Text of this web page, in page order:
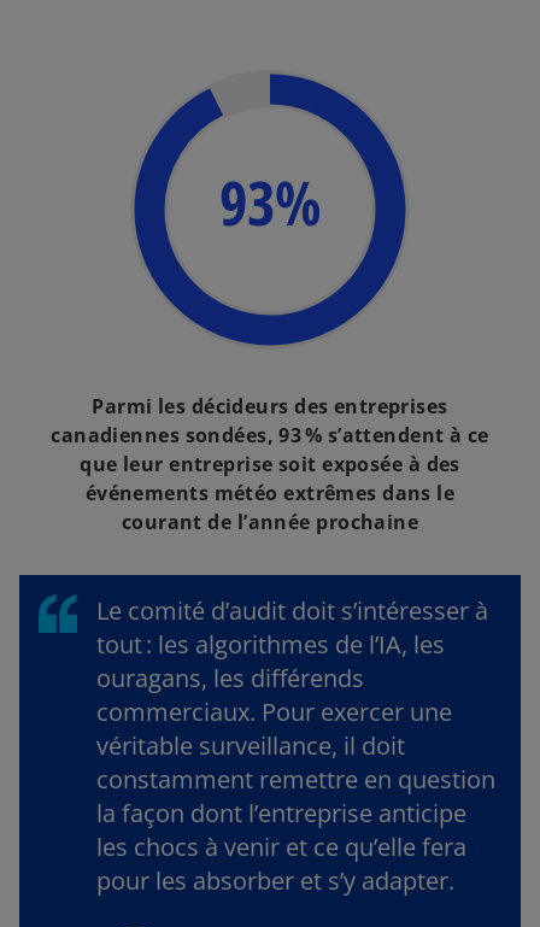
93%
Parmi les décideurs des entreprises
canadiennes sondées, 93 % s’attendent à ce
que leur entreprise soit exposée à des
événements météo extrêmes dans le
courant de l’année prochaine
Le comité d’audit doit s’intéresser à
tout : les algorithmes de l’IA, les
ouragans, les différends
commerciaux. Pour exercer une
véritable surveillance, il doit
constamment remettre en question
la façon dont l’entreprise anticipe
les chocs à venir et ce qu’elle fera
pour les absorber et s’y adapter.